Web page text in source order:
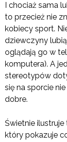
I chociaż sama
to przecież nie
kobiecy sport.
dziewczyny
oglądają go w
komputera). A
stereotypów
się na sporcie
dobre.
Świetnie
który pokazuje